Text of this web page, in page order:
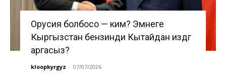
Орусия болбосо — ким? Эмнеге
Кыргызстан бензинди Кытайдан издөөгө
аргасыз?
kloopkyrgyz - 07/07/2026